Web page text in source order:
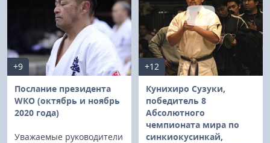
+9
Послание президента
WКО (октябрь и ноябрь
2020 года)
Уважаемые руководители
+12
Кунихиро Сузуки,
победитель 8
Абсолютного
чемпионата мира по
синкиокусинкай,